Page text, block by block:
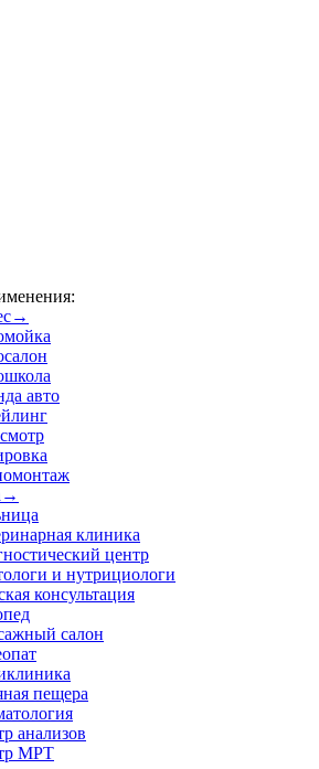
→
авто
→
клиника
центр
и нутрициологи
консультация
салон
пещера
анализов
МРТ